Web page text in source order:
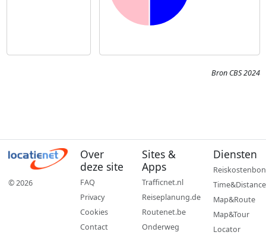
Bron CBS 2024
© 2026
Over
deze site
FAQ
Privacy
Cookies
Contact
Sites &
Apps
Trafficnet.nl
Reiseplanung.de
Routenet.be
Onderweg
Diensten
Reiskostenbon
Time&Distance
Map&Route
Map&Tour
Locator